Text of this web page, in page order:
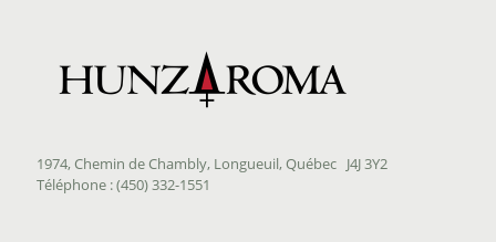
1974, Chemin de Chambly, Longueuil, Québec J4J 3Y2
Téléphone : (450) 332-1551